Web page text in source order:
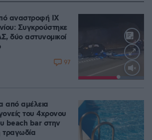
Loaded
αναστροφή ΙΧ
Συγκρούστηκε
δύο αστυνομικοί
97
από αμέλεια
του 4χρονου
beach bar στην